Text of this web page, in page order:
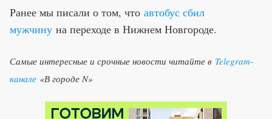
Ранее мы писали о том, что автобус сбил
мужчину на переходе в Нижнем Новгороде.
Самые интересные и срочные новости читайте в Telegram-
канале «В городе N»